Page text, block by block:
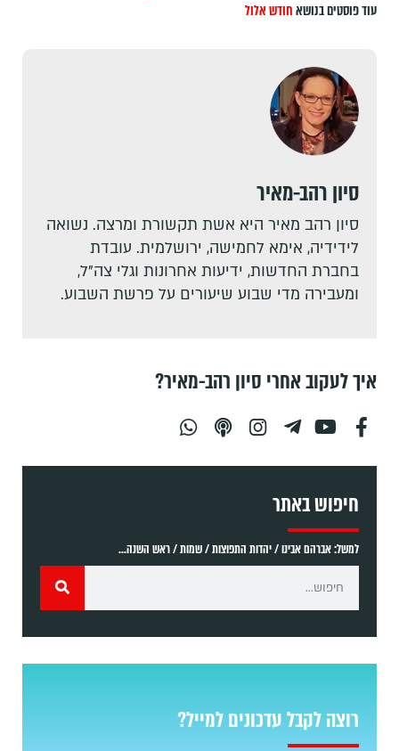
עוד פוסטים בנושאחודש אלול
סיון רהב-מאיר
סיון רהב מאיר היא אשת תקשורת ומרצה. נשואה
לידידיה, אימא לחמישה, ירושלמית. עובדת
בחברת החדשות, ידיעות אחרונות וגלי צה"ל,
ומעבירה מדי שבוע שיעורים על פרשת השבוע.
איך לעקוב אחרי סיון רהב-מאיר?
חיפוש באתר
למשל: אברהם אבינו / יהדות התפוצות / שמות / ראש השנה...
רוצה לקבל עדכונים למייל?